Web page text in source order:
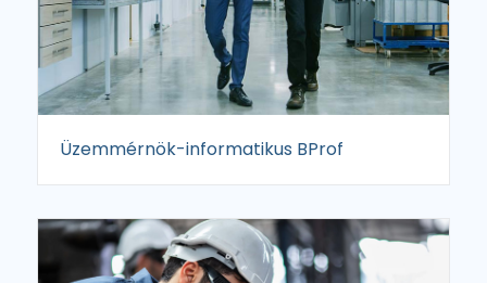
Üzemmérnök-informatikus BProf